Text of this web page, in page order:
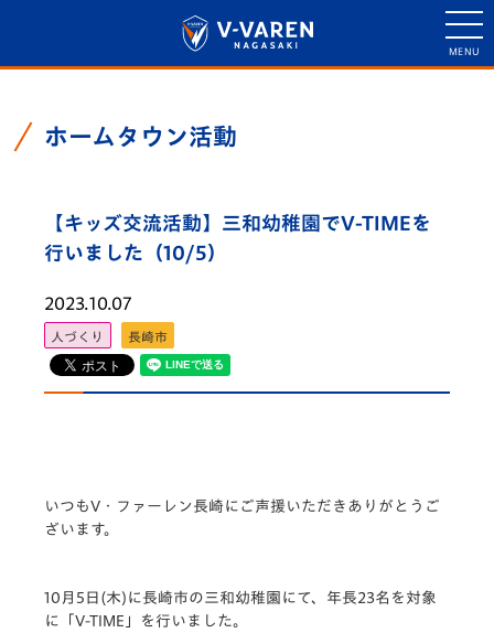
ホームタウン活動
【キッズ交流活動】三和幼稚園でV-TIMEを
行いました（10/5）
2023.10.07
人づくり 長崎市
いつもV・ファーレン長崎にご声援いただきありがとうご
ざいます。
10月5日(木)に長崎市の三和幼稚園にて、年長23名を対象
に「V-TIME」を行いました。